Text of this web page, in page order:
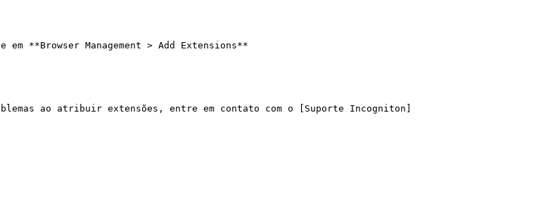
**Browser Management > Add Extensions**
ao atribuir extensões, entre em contato com o [Suporte Incogniton]